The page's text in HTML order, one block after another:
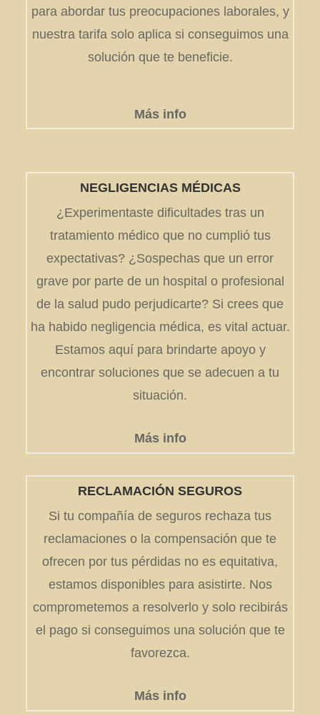
para abordar tus preocupaciones laborales, y
nuestra tarifa solo aplica si conseguimos una
solución que te beneficie.
Más info
NEGLIGENCIAS MÉDICAS
¿Experimentaste dificultades tras un
tratamiento médico que no cumplió tus
expectativas? ¿Sospechas que un error
grave por parte de un hospital o profesional
de la salud pudo perjudicarte? Si crees que
ha habido negligencia médica, es vital actuar.
Estamos aquí para brindarte apoyo y
encontrar soluciones que se adecuen a tu
situación.
Más info
RECLAMACIÓN SEGUROS
Si tu compañía de seguros rechaza tus
reclamaciones o la compensación que te
ofrecen por tus pérdidas no es equitativa,
estamos disponibles para asistirte. Nos
comprometemos a resolverlo y solo recibirás
el pago si conseguimos una solución que te
favorezca.
Más info